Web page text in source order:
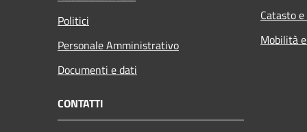
Politici
Personale Amministrativo
Documenti e dati
Catasto
Mobilità
CONTATTI